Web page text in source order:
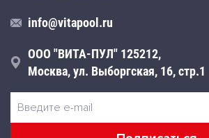
info@vitapool.ru
ООО "ВИТА-ПУЛ" 125212,
Москва, ул. Выборгская, 16, стр.1